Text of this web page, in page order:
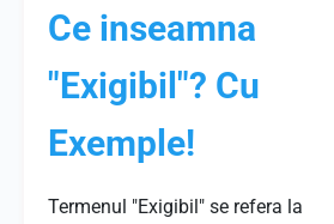
Ce inseamna
"Exigibil"? Cu
Exemple!
Termenul "Exigibil" se refera la